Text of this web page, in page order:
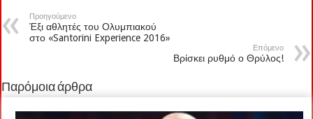
Προηγούμενο
Έξι αθλητές του Ολυμπιακού
στο «Santorini Experience 2016»
Επόμενο
Βρίσκει ρυθμό ο Θρύλος!
Παρόμοια άρθρα